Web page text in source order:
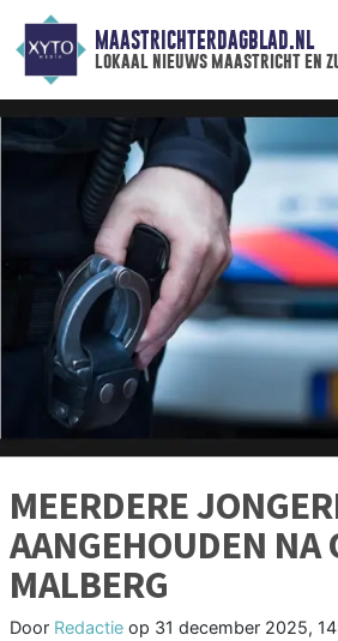
MAASTRICHTERDAGBLAD.NL
lokaal nieuws maastricht en
MEERDERE
AANGEHOUDEN NA
MALBERG
Door Redactie op 31 december 2025,